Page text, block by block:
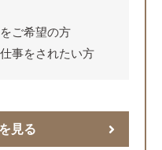
ご希望の方
事をされたい方
見る